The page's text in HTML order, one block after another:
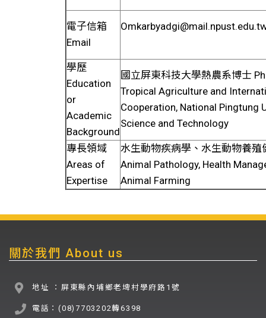
電子信箱
Email
學歷
Education
or
Academic
Background
國立屏東科技大學熱農系博士
Tropical Agriculture and
Cooperation, National Pingtung
Science and Technology
專長領域
Areas of
Expertise
水生動物疾病學、水生動物養殖
Animal Pathology, Health
Animal Farming
關於我們 About us
地址 ：屏東縣內埔鄉老埤村學府路1號
電話：(08)7703202轉6398